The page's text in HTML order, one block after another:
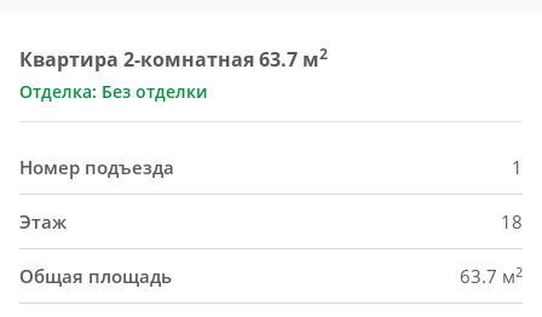
Квартира 2-комнатная 63.7 м2
Отделка: Без отделки
Номер подъезда 1
Этаж 18
Общая площадь 63.7 м2